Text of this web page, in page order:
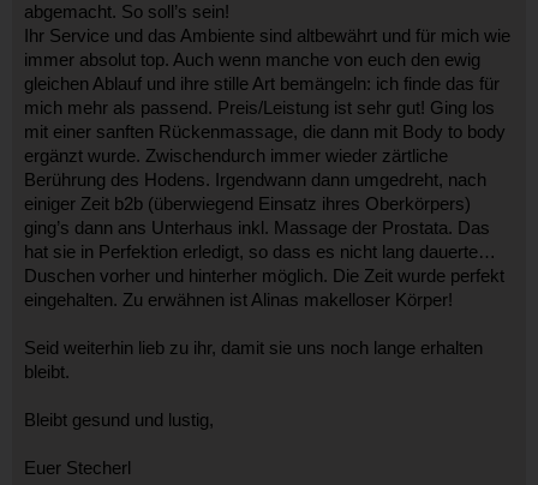
abgemacht. So soll’s sein!
Ihr Service und das Ambiente sind altbewährt und für mich wie
immer absolut top. Auch wenn manche von euch den ewig
gleichen Ablauf und ihre stille Art bemängeln: ich finde das für
mich mehr als passend. Preis/Leistung ist sehr gut! Ging los
mit einer sanften Rückenmassage, die dann mit Body to body
ergänzt wurde. Zwischendurch immer wieder zärtliche
Berührung des Hodens. Irgendwann dann umgedreht, nach
einiger Zeit b2b (überwiegend Einsatz ihres Oberkörpers)
ging’s dann ans Unterhaus inkl. Massage der Prostata. Das
hat sie in Perfektion erledigt, so dass es nicht lang dauerte…
Duschen vorher und hinterher möglich. Die Zeit wurde perfekt
eingehalten. Zu erwähnen ist Alinas makelloser Körper!
Seid weiterhin lieb zu ihr, damit sie uns noch lange erhalten
bleibt.
Bleibt gesund und lustig,
Euer Stecherl